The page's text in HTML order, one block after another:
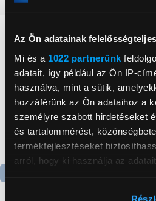
Az Ön adatainak
Mi és a 1022 partnerünk
adatait, így például az Ön IP-
használva, mint a sütik,
hozzáférünk az Ön adataihoz a
személyre szabott hirdetéseket
és tartalommérést,
termékfejlesztéseket
arról, hogy ki használja az
Neked